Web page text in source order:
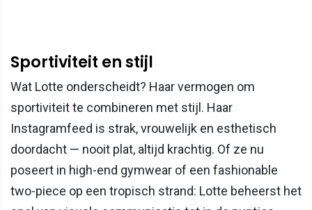
Sportiviteit en stijl
Wat Lotte onderscheidt? Haar vermogen om
sportiviteit te combineren met stijl. Haar
Instagramfeed is strak, vrouwelijk en esthetisch
doordacht — nooit plat, altijd krachtig. Of ze nu
poseert in high-end gymwear of een fashionable
two-piece op een tropisch strand: Lotte beheerst het